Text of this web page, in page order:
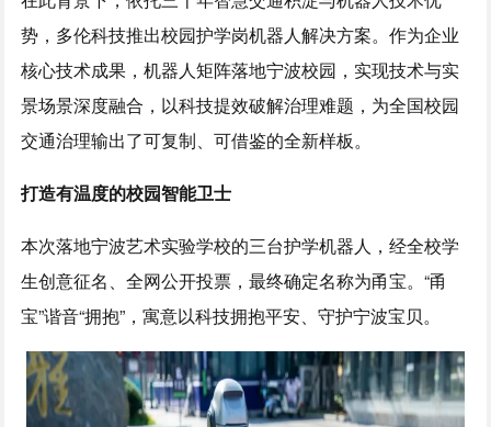
势，多伦科技推出校园护学岗机器人解决方案。作为企业
核心技术成果，机器人矩阵落地宁波校园，实现技术与实
景场景深度融合，以科技提效破解治理难题，为全国校园
交通治理输出了可复制、可借鉴的全新样板。
打造有温度的校园智能卫士
本次落地宁波艺术实验学校的三台护学机器人，经全校学
生创意征名、全网公开投票，最终确定名称为甬宝。“甬
宝”谐音“拥抱”，寓意以科技拥抱平安、守护宁波宝贝。